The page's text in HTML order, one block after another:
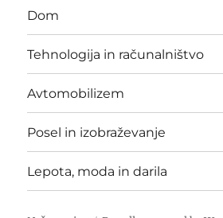
Dom
Tehnologija in računalništvo
Avtomobilizem
Posel in izobraževanje
Lepota, moda in darila